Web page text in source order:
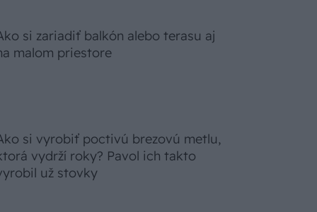
si zariadiť balkón alebo terasu aj
malom priestore
si vyrobiť poctivú brezovú metlu,
vydrží roky? Pavol ich takto
už stovky